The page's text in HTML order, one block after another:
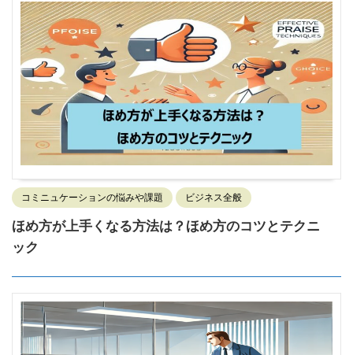
コミニュケーションの悩みや課題 ビジネス全般
ほめ方が上手くなる方法は？ほめ方のコツとテクニ
ック